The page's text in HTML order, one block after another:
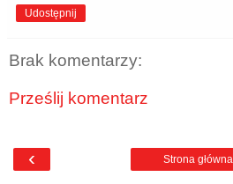
Udostępnij
Brak komentarzy:
Prześlij komentarz
‹ Strona główna